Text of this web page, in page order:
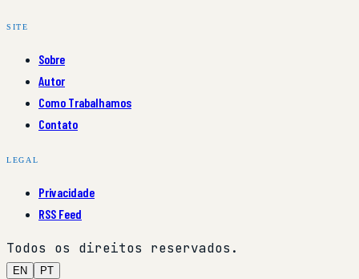
SITE
Sobre
Autor
Como Trabalhamos
Contato
LEGAL
Privacidade
RSS Feed
Todos os direitos reservados.
EN PT